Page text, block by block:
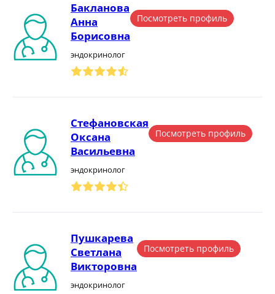
Бакланова
Анна
Борисовна
эндокринолог
Посмотреть профиль
Стефановская
Оксана
Васильевна
эндокринолог
Посмотреть профиль
Пушкарева
Светлана
Викторовна
эндокринолог
Посмотреть профиль